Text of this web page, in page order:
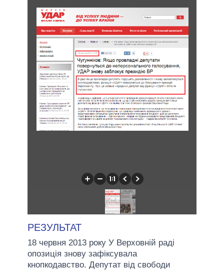
РЕЗУЛЬТАТ
18 червня 2013 року У Верховній раді
опозиція знову зафіксувала
кнопкодавство. Депутат від свободи